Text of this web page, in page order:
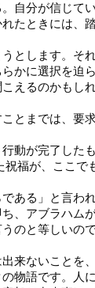
自分が信じて
たときには、
とします。そ
かに選択を迫
えるのかもしれ
とまでは、要
動が完了した
福が、ここで
ある」と言わ
、アブラハム
のと等しいので
来ないことを
物語です。人